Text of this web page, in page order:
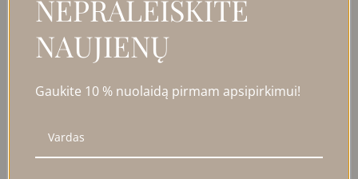
PARDUOTA
NEPRALEISKITE
NAUJIENŲ
Gaukite 10 % nuolaidą pirmam apsipirkimui!